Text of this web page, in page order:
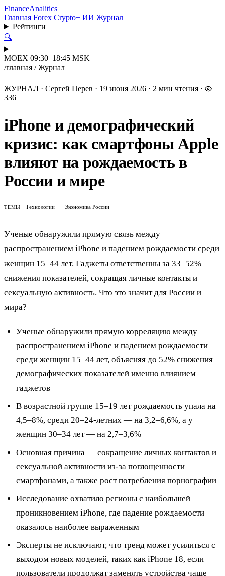
FinanceAnalitics
Главная Forex Crypto+ ИИ Журнал
Рейтинги
🔍
MOEX 09:30–18:45 MSK
/главная / Журнал
ЖУРНАЛ · Сергей Перев · 19 июня 2026 · 2 мин чтения ·
336
iPhone и демографический
кризис: как смартфоны Apple
влияют на рождаемость в
России и мире
ТЕМЫ Технологии Экономика России
Ученые обнаружили прямую связь между
распространением iPhone и падением рождаемости среди
женщин 15–44 лет. Гаджеты ответственны за 33–52%
снижения показателей, сокращая личные контакты и
сексуальную активность. Что это значит для России и
мира?
Ученые обнаружили прямую корреляцию между
распространением iPhone и падением рождаемости
среди женщин 15–44 лет, объясняя до 52% снижения
демографических показателей именно влиянием
гаджетов
В возрастной группе 15–19 лет рождаемость упала на
4,5–8%, среди 20–24-летних — на 3,2–6,6%, а у
женщин 30–34 лет — на 2,7–3,6%
Основная причина — сокращение личных контактов и
сексуальной активности из-за поглощенности
смартфонами, а также рост потребления порнографии
Исследование охватило регионы с наибольшей
проникновением iPhone, где падение рождаемости
оказалось наиболее выраженным
Эксперты не исключают, что тренд может усилиться с
выходом новых моделей, таких как iPhone 18, если
пользователи продолжат заменять устройства чаще